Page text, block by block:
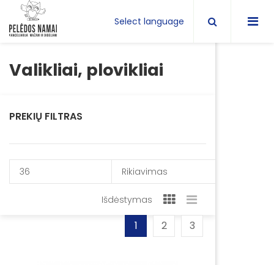
Select language
Valikliai, plovikliai
PREKIŲ FILTRAS
36
Išdėstymas
Rikiavimas
1 2 3